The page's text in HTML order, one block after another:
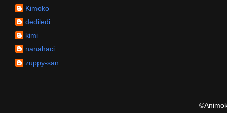
Kimoko
dediledi
kimi
nanahaci
zuppy-san